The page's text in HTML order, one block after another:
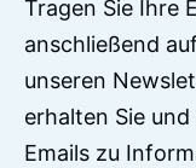
Tragen Sie Ihre
anschließend
unseren
erhalten Sie
Emails zu